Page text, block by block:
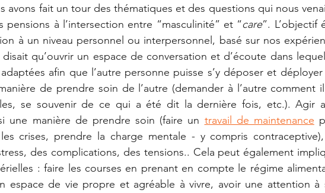
avons fait un tour des thématiques et des questions qui nous
à l’intersection entre “masculinité” et “care”. L’objectif
à un niveau personnel ou interpersonnel, basé sur nos
qu’ouvrir un espace de conversation et d’écoute dans
afin que l’autre personne puisse s’y déposer et déployer
de prendre soin de l’autre (demander à l’autre comment
se souvenir de ce qui a été dit la dernière fois, etc.). Agir
une manière de prendre soin (faire un travail de maintenance
crises, prendre la charge mentale - y compris
des complications, des tensions.. Cela peut également
: faire les courses en prenant en compte le régime
espace de vie propre et agréable à vivre, avoir une attention à